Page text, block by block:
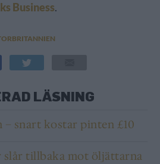
Business.
LÄSNING
– snart kostar pinten £10
slår tillbaka mot öljättarna